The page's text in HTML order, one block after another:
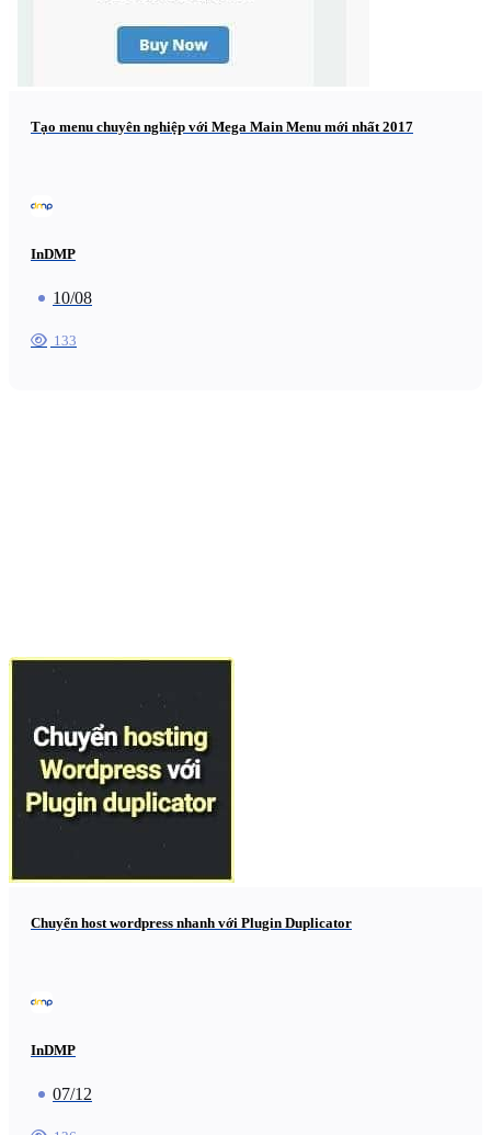
Tạo menu chuyên nghiệp với Mega Main Menu mới nhất 2017
InDMP
10/08
133
Chuyển host wordpress nhanh với Plugin Duplicator
InDMP
07/12